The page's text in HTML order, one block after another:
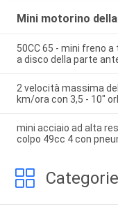
Mini motorino
50CC 65 - mini freno
a disco della parte
2 velocità massima
km/ora con 3,5 - 10"
mini acciaio ad alta
colpo 49cc 4 con